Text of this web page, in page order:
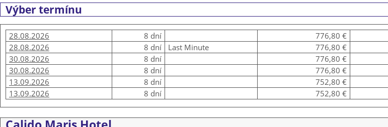
Výber termínu
28.08.2026 8 dní 776,80 €
28.08.2026
8 dní Last Minute 776,80 €
30.08.2026
8 dní 776,80 €
30.08.2026
8 dní 776,80 €
13.09.2026
8 dní 752,80 €
13.09.2026
8 dní 752,80 €